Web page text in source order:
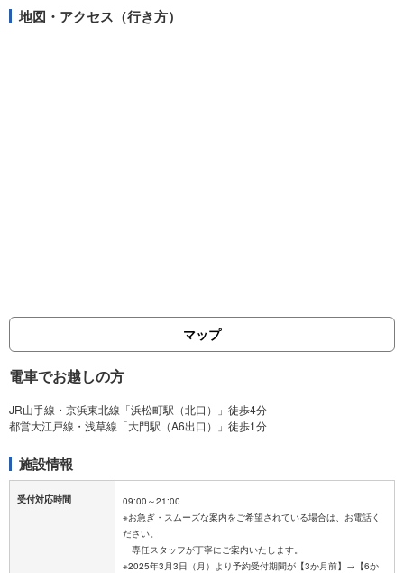
地図・アクセス（行き方）
マップ
電車でお越しの方
JR山手線・京浜東北線「浜松町駅（北口）」徒歩4分
施設情報
受付対応時間
09:00～21:00
※お急ぎ・スムーズな案内をご希望されている場合は、お電話く
ださい。
専任スタッフが丁寧にご案内いたします。
※2025年3月3日（月）より予約受付期間が【3か月前】→【6か